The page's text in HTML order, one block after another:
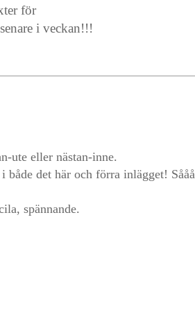
för
i veckan!!!
ute eller nästan-inne.
det här och förra inlägget! Sååå
spännande.